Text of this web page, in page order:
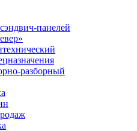
панелей
разборный